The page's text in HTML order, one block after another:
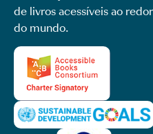
de livros acessíveis ao redor
do mundo.